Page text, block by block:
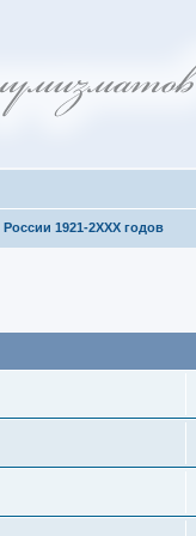
1921-2ХХХ годов